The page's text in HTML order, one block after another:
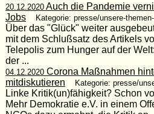
20.12.2020Auch die Pandemie
Jobs
Kategorie: presse/unsere-
Über das "Glück" weiter
mit dem Schlußsatz des Artikels
Telepolis zum Hunger auf der
der ...
04.12.2020Corona Maßnahmen
mitdiskutieren
Kategorie: presse/
Linke Kritik(un)fähigkeit? Schon
Mehr Demokratie e.V. in einem